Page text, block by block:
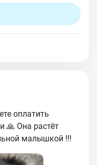
оплатить
🙏 Она растёт
малышкой !!!